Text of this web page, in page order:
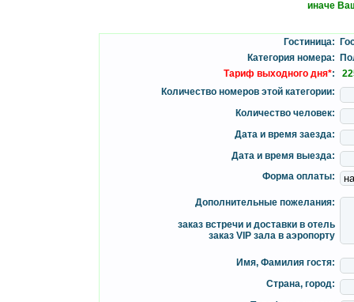
иначе
Гостиница:
Категория номера:
Тариф выходного дня*:
Количество номеров этой категории:
Количество человек:
Дата и время заезда:
Дата и время выезда:
Форма оплаты:
Дополнительные пожелания:
заказ встречи и доставки в отель
заказ VIP зала в аэропорту
Имя, Фамилия гостя:
Страна, город: